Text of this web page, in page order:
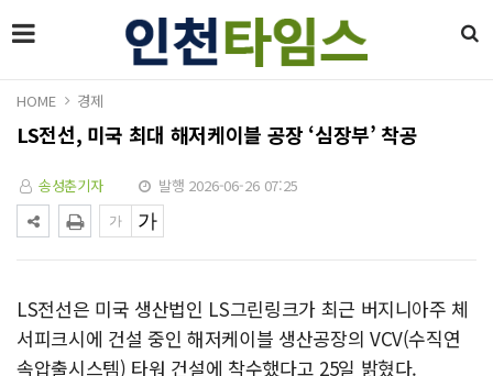
HOME 경제
LS전선, 미국 최대 해저케이블 공장 ‘심장부’ 착공
송성춘기자 발행 2026-06-26 07:25
LS전선은 미국 생산법인 LS그린링크가 최근 버지니아주 체
서피크시에 건설 중인 해저케이블 생산공장의 VCV(수직연
속압출시스템) 타워 건설에 착수했다고 25일 밝혔다.